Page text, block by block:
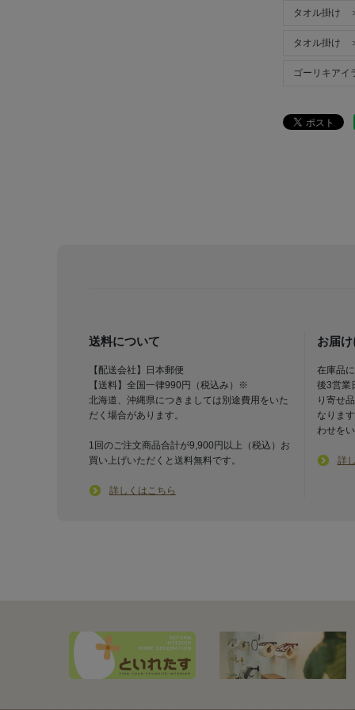
タオル掛け
タオル掛け
ゴーリキア
送料について
【配送会社】日本郵便
【送料】全国一律990円（税込み）※
北海道、沖縄県につきましては別途費用をいた
だく場合があります。
1回のご注文商品合計が9,900円以上（税込）お
買い上げいただくと送料無料です。
詳しくはこちら
お届
在庫品
後3営業
り寄せ
なりま
わせを
詳